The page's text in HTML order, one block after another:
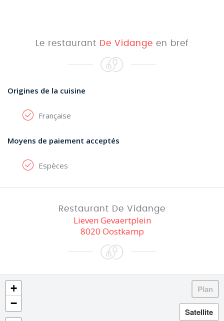
Le restaurant De Vidange en bref
Origines de la cuisine
Française
Moyens de paiement acceptés
Espèces
Restaurant De Vidange
Lieven Gevaertplein
8020 Oostkamp
+
−